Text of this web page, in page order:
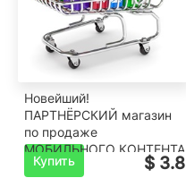
Новейший!
ПАРТНЁРСКИЙ магазин
по продаже
МОБИЛЬНОГО КОНТЕНТА
- Мобильные
Купить $ 3.8